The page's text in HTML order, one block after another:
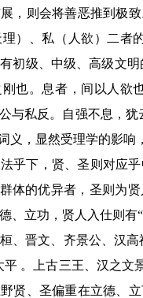
，则会将善恶推到极
）、私（人欲）二者
初级、中级、高级文
也。息者，间以人欲
与私反。自强不息，犹
义，显然受理学的影响
乎下，贤、圣则对应乎
群体的优异者，圣则为
、立功，贤人入仕则有“
、晋文、齐景公、汉
平 。上古三王、汉之
贤、圣偏重在立德、